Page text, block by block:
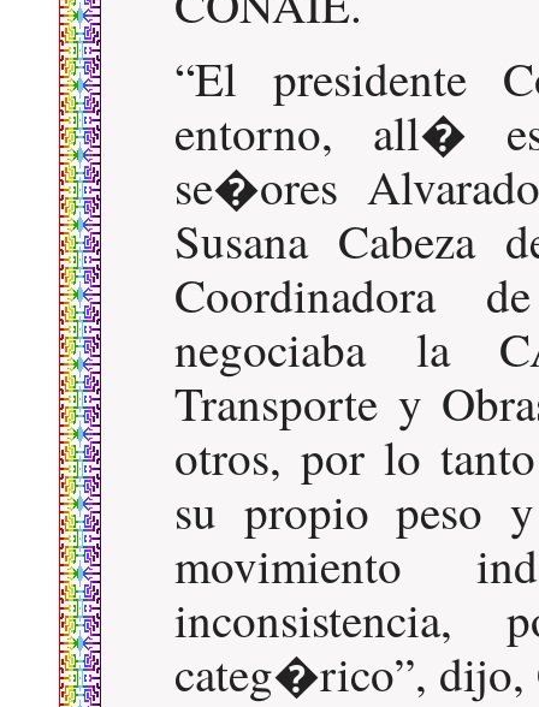
El presidente
entorno, all�
se�ores
Susana Cabeza
Coordinadora
negociaba la
Transporte y
otros, por lo
su propio peso
movimiento
inconsistencia,
categ�rico , dijo,